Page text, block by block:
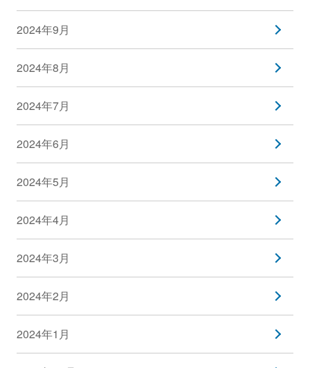
2024年9月
2024年8月
2024年7月
2024年6月
2024年5月
2024年4月
2024年3月
2024年2月
2024年1月